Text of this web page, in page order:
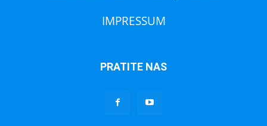
IMPRESSUM
PRATITE NAS